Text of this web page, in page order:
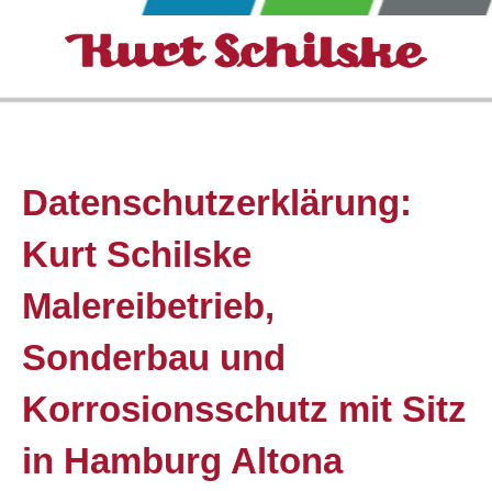
Datenschutz­erklärung:
Kurt Schilske
Malereibetrieb,
Sonderbau und
Korrosionsschutz mit Sitz
in Hamburg Altona